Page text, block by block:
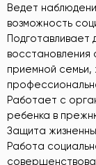
Ведет
возможность
Подготавливает
приемной семьи,
Работает с
ребенка в
Защита
Работа